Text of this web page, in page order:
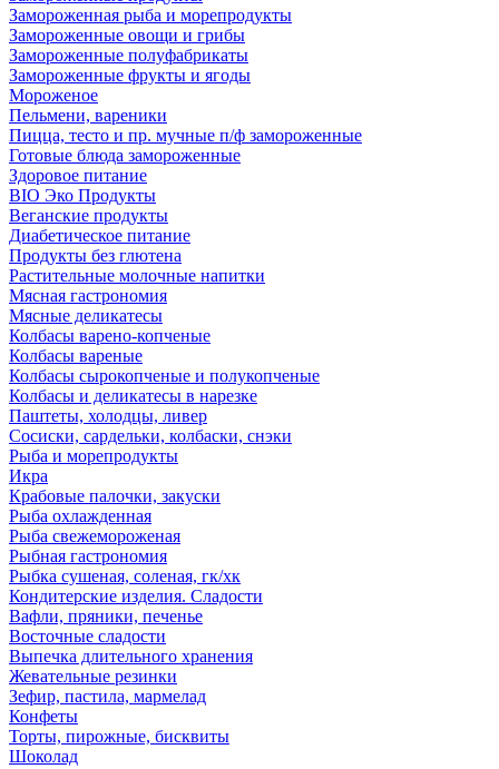
Замороженная рыба и морепродукты
Замороженные овощи и грибы
Замороженные полуфабрикаты
Замороженные фрукты и ягоды
Мороженое
Пельмени, вареники
Пицца, тесто и пр. мучные п/ф замороженные
Готовые блюда замороженные
Здоровое питание
BIO Эко Продукты
Веганские продукты
Диабетическое питание
Продукты без глютена
Растительные молочные напитки
Мясная гастрономия
Мясные деликатесы
Колбасы варено-копченые
Колбасы вареные
Колбасы сырокопченые и полукопченые
Колбасы и деликатесы в нарезке
Паштеты, холодцы, ливер
Сосиски, сардельки, колбаски, снэки
Рыба и морепродукты
Икра
Крабовые палочки, закуски
Рыба охлажденная
Рыба свежемороженая
Рыбная гастрономия
Рыбка сушеная, соленая, гк/хк
Кондитерские изделия. Сладости
Вафли, пряники, печенье
Восточные сладости
Выпечка длительного хранения
Жевательные резинки
Зефир, пастила, мармелад
Конфеты
Торты, пирожные, бисквиты
Шоколад